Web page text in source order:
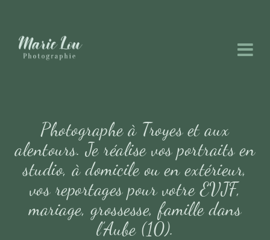
Photographe à Troyes et aux
alentours. Je réalise vos portraits en
studio, à domicile ou en extérieur,
vos reportages pour votre EVJF,
mariage, grossesse, famille dans
l’Aube (10).